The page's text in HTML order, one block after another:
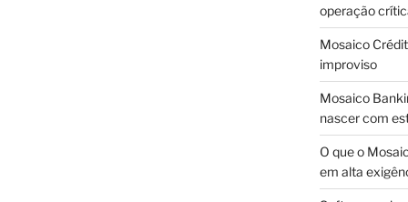
operação
Mosaico
improviso
Mosaico
nascer com
O que o
em alta